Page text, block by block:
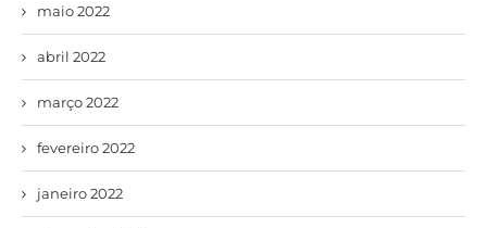
maio 2022
abril 2022
março 2022
fevereiro 2022
janeiro 2022